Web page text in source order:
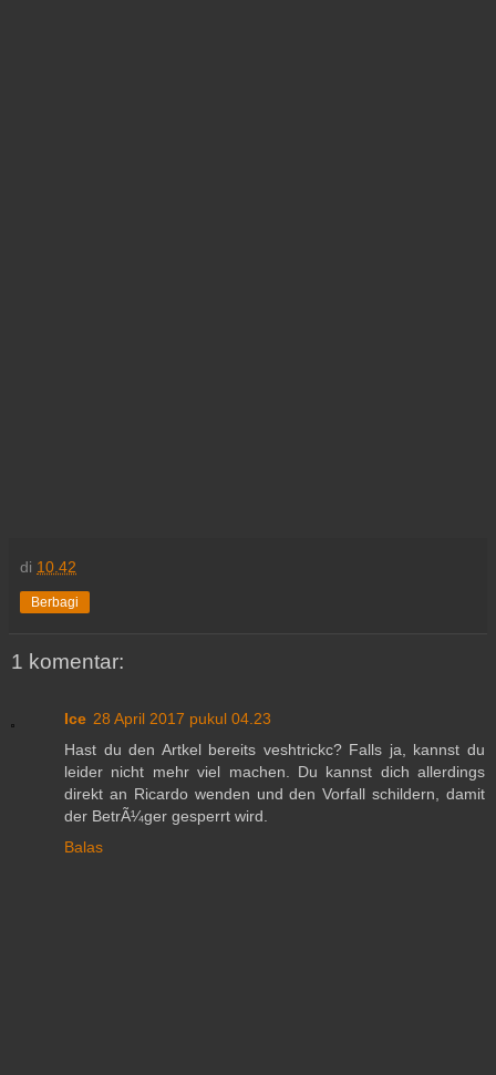
di 10.42
Berbagi
1 komentar:
Ice 28 April 2017 pukul 04.23
Hast du den Artkel bereits veshtrickc? Falls ja, kannst du
leider nicht mehr viel machen. Du kannst dich allerdings
direkt an Ricardo wenden und den Vorfall schildern, damit
der BetrÃ¼ger gesperrt wird.
Balas